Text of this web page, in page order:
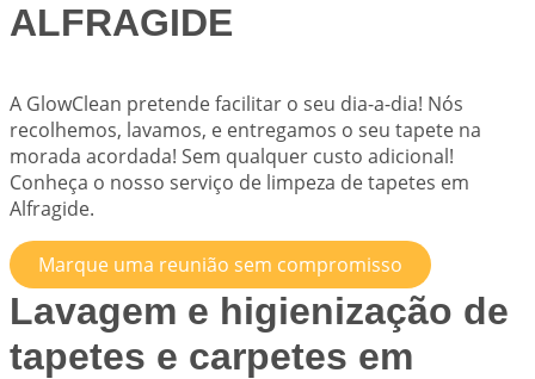
ALFRAGIDE
A GlowClean pretende facilitar o seu dia-a-dia! Nós
recolhemos, lavamos, e entregamos o seu tapete na
morada acordada! Sem qualquer custo adicional!
Conheça o nosso serviço de limpeza de tapetes em
Alfragide.
Marque uma reunião sem compromisso
Lavagem e higienização de
tapetes e carpetes em